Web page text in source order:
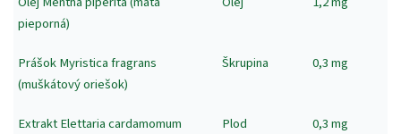
pieporná)
Prášok Myristica fragrans
(muškátový oriešok)
Škrupina 0,3 mg
Extrakt Elettaria cardamomum
Plod 0,3 mg